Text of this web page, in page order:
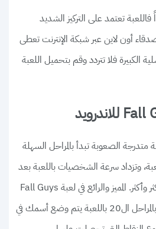
تعتمد على التركيز الشديد
أون لاين عبر شبكة الإنترنت تعطى
الكبيرة فلا تتردد وقم بتحميل اللعبة
على 20 مرحلة متدرجة الصعوبة تبدأ بالمراحل السهلة
وتزداد سرعة الشخصيات باللعبة بعد
كل مرحلة ويزداد الحماس أكثر وأكثر. المميز والرائع في لعبة Fall Guys
للاندرويد هو أنك عند الفوز بالمراحل ال20 باللعبة يتم وضع أسمك في